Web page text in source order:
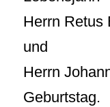
Herrn Retus
und
Herrn
Geburtstag.